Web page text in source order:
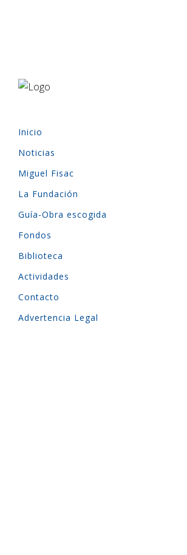
Inicio
Noticias
Miguel Fisac
La Fundación
Guía-Obra escogida
Fondos
Biblioteca
Actividades
Contacto
Advertencia Legal